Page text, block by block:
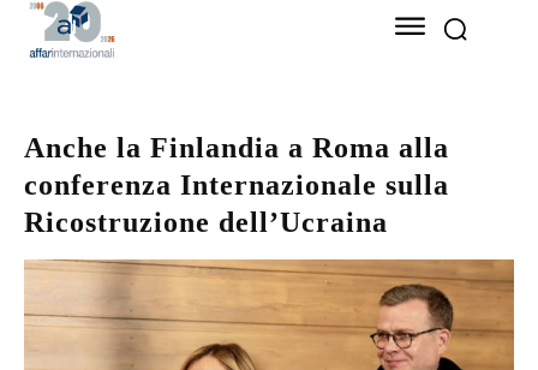
Anche la Finlandia a Roma alla
conferenza Internazionale sulla
Ricostruzione dell’Ucraina